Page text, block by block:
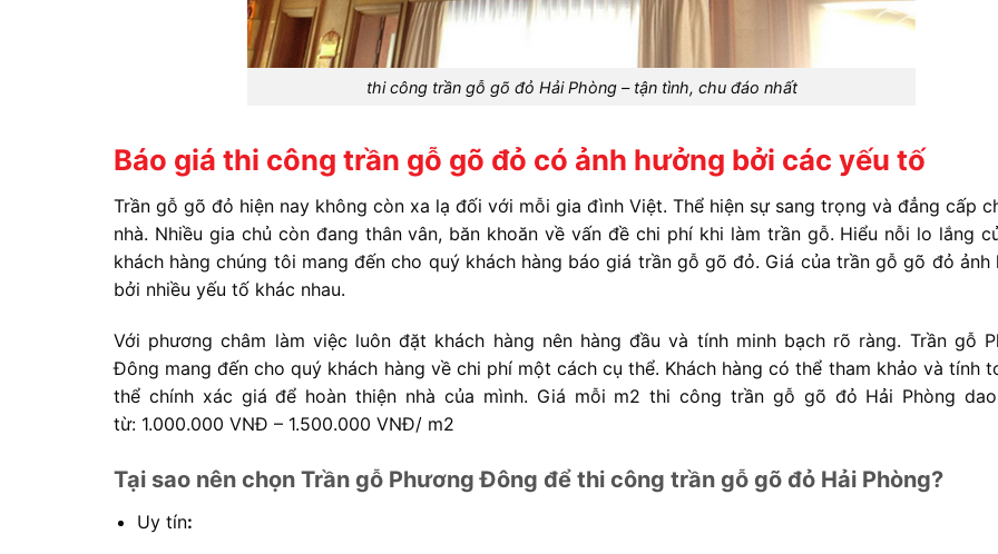
thi công trần gỗ gõ đỏ Hải Phòng – tận tình, chu đáo nhất
Báo giá thi công trần gỗ gõ đỏ có ảnh hưởng bởi các yếu tố
Trần gỗ gõ đỏ hiện nay không còn xa lạ đối với mỗi gia đình Việt. Thể hiện sự sang trọng và đẳng cấp
nhà. Nhiều gia chủ còn đang thân vân, băn khoăn về vấn đề chi phí khi làm trần gỗ. Hiểu nỗi lo lắng
khách hàng chúng tôi mang đến cho quý khách hàng báo giá trần gỗ gõ đỏ. Giá của trần gỗ gõ đỏ ảnh
bởi nhiều yếu tố khác nhau.
Với phương châm làm việc luôn đặt khách hàng nên hàng đầu và tính minh bạch rõ ràng. Trần gỗ
Đông mang đến cho quý khách hàng về chi phí một cách cụ thể. Khách hàng có thể tham khảo và tính
thể chính xác giá để hoàn thiện nhà của mình. Giá mỗi m2 thi công trần gỗ gõ đỏ Hải Phòng
từ: 1.000.000 VNĐ – 1.500.000 VNĐ/ m2
Tại sao nên chọn Trần gỗ Phương Đông để thi công trần gỗ gõ đỏ Hải Phòng?
Uy tín: